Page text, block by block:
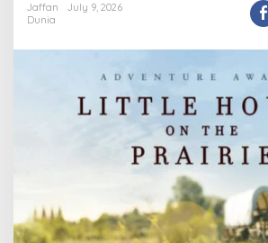
Jaffan
July 9, 2026
Dunia